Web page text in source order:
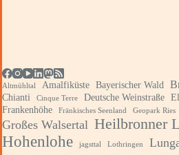
Altmühltal Amalfiküste Bayerischer Wald
Chianti Cinque Terre Deutsche Weinstraße
Frankenhöhe
Fränkisches Seenland Geopark Ries
Großes Walsertal Heilbronner
Hohenlohe jagsttal Lothringen